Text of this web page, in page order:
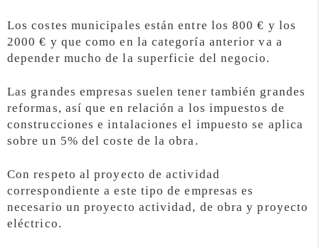
Los costes municipales están entre los 800 € y los
2000 € y que como en la categoría anterior va a
depender mucho de la superficie del negocio.
Las grandes empresas suelen tener también grandes
reformas, así que en relación a los impuestos de
construcciones e intalaciones el impuesto se aplica
sobre un 5% del coste de la obra.
Con respeto al proyecto de actividad
correspondiente a este tipo de empresas es
necesario un proyecto actividad, de obra y proyecto
eléctrico.